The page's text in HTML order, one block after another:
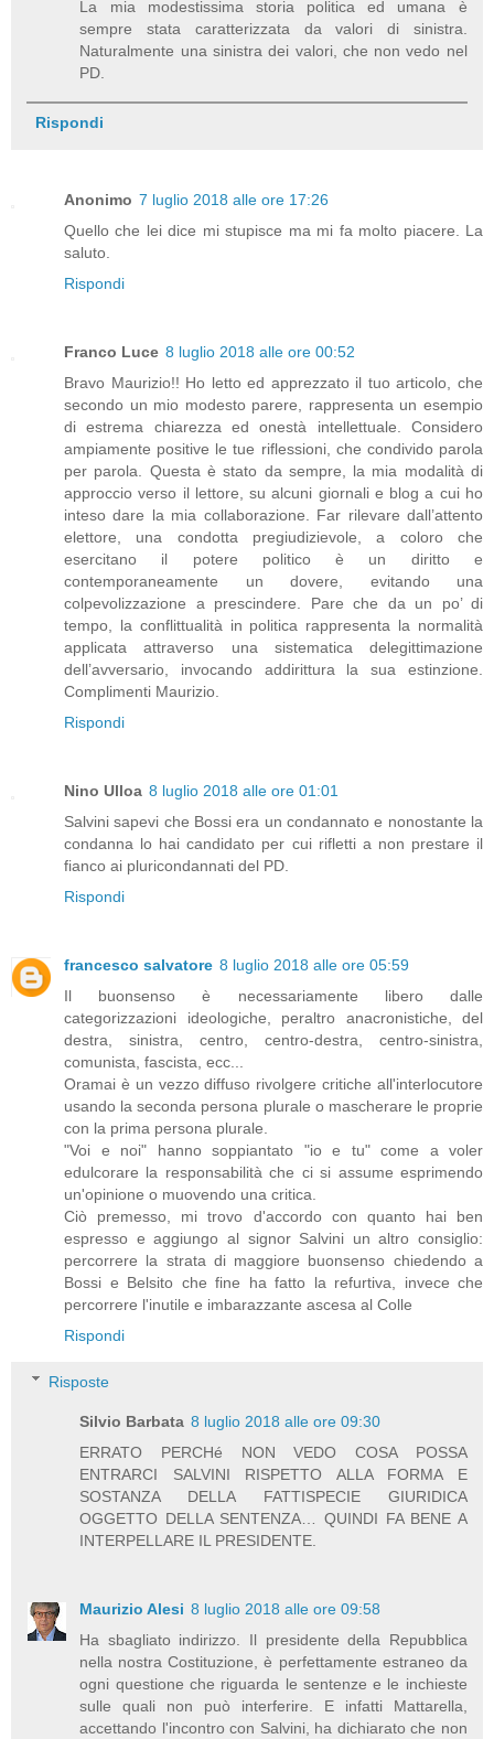
La mia modestissima storia politica ed umana è
sempre stata caratterizzata da valori di sinistra.
Naturalmente una sinistra dei valori, che non vedo nel
PD.
Rispondi
Anonimo 7 luglio 2018 alle ore 17:26
Quello che lei dice mi stupisce ma mi fa molto piacere. La
saluto.
Rispondi
Franco Luce 8 luglio 2018 alle ore 00:52
Bravo Maurizio!! Ho letto ed apprezzato il tuo articolo, che
secondo un mio modesto parere, rappresenta un esempio
di estrema chiarezza ed onestà intellettuale. Considero
ampiamente positive le tue riflessioni, che condivido parola
per parola. Questa è stato da sempre, la mia modalità di
approccio verso il lettore, su alcuni giornali e blog a cui ho
inteso dare la mia collaborazione. Far rilevare dall’attento
elettore, una condotta pregiudizievole, a coloro che
esercitano il potere politico è un diritto e
contemporaneamente un dovere, evitando una
colpevolizzazione a prescindere. Pare che da un po’ di
tempo, la conflittualità in politica rappresenta la normalità
applicata attraverso una sistematica delegittimazione
dell’avversario, invocando addirittura la sua estinzione.
Complimenti Maurizio.
Rispondi
Nino Ulloa 8 luglio 2018 alle ore 01:01
Salvini sapevi che Bossi era un condannato e nonostante la
condanna lo hai candidato per cui rifletti a non prestare il
fianco ai pluricondannati del PD.
Rispondi
francesco salvatore 8 luglio 2018 alle ore 05:59
Il buonsenso è necessariamente libero dalle
categorizzazioni ideologiche, peraltro anacronistiche, del
destra, sinistra, centro, centro-destra, centro-sinistra,
comunista, fascista, ecc...
Oramai è un vezzo diffuso rivolgere critiche all'interlocutore
usando la seconda persona plurale o mascherare le proprie
con la prima persona plurale.
"Voi e noi" hanno soppiantato "io e tu" come a voler
edulcorare la responsabilità che ci si assume esprimendo
un'opinione o muovendo una critica.
Ciò premesso, mi trovo d'accordo con quanto hai ben
espresso e aggiungo al signor Salvini un altro consiglio:
percorrere la strata di maggiore buonsenso chiedendo a
Bossi e Belsito che fine ha fatto la refurtiva, invece che
percorrere l'inutile e imbarazzante ascesa al Colle
Rispondi
Risposte
Silvio Barbata 8 luglio 2018 alle ore 09:30
ERRATO PERCHé NON VEDO COSA POSSA
ENTRARCI SALVINI RISPETTO ALLA FORMA E
SOSTANZA DELLA FATTISPECIE GIURIDICA
OGGETTO DELLA SENTENZA… QUINDI FA BENE A
INTERPELLARE IL PRESIDENTE.
Maurizio Alesi 8 luglio 2018 alle ore 09:58
Ha sbagliato indirizzo. Il presidente della Repubblica
nella nostra Costituzione, è perfettamente estraneo da
ogni questione che riguarda le sentenze e le inchieste
sulle quali non può interferire. E infatti Mattarella,
accettando l'incontro con Salvini, ha dichiarato che non